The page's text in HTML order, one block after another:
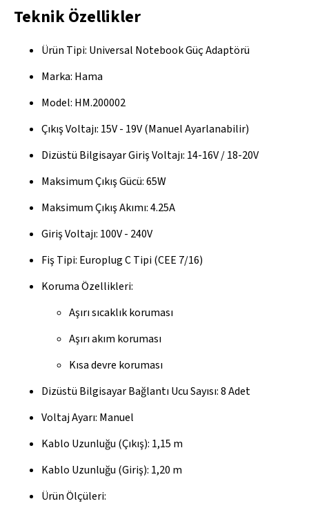
Teknik Özellikler
Ürün Tipi: Universal Notebook Güç Adaptörü
Marka: Hama
Model: HM.200002
Çıkış Voltajı: 15V - 19V (Manuel Ayarlanabilir)
Dizüstü Bilgisayar Giriş Voltajı: 14-16V / 18-20V
Maksimum Çıkış Gücü: 65W
Maksimum Çıkış Akımı: 4.25A
Giriş Voltajı: 100V - 240V
Fiş Tipi: Europlug C Tipi (CEE 7/16)
Koruma Özellikleri:
Aşırı sıcaklık koruması
Aşırı akım koruması
Kısa devre koruması
Dizüstü Bilgisayar Bağlantı Ucu Sayısı: 8 Adet
Voltaj Ayarı: Manuel
Kablo Uzunluğu (Çıkış): 1,15 m
Kablo Uzunluğu (Giriş): 1,20 m
Ürün Ölçüleri: